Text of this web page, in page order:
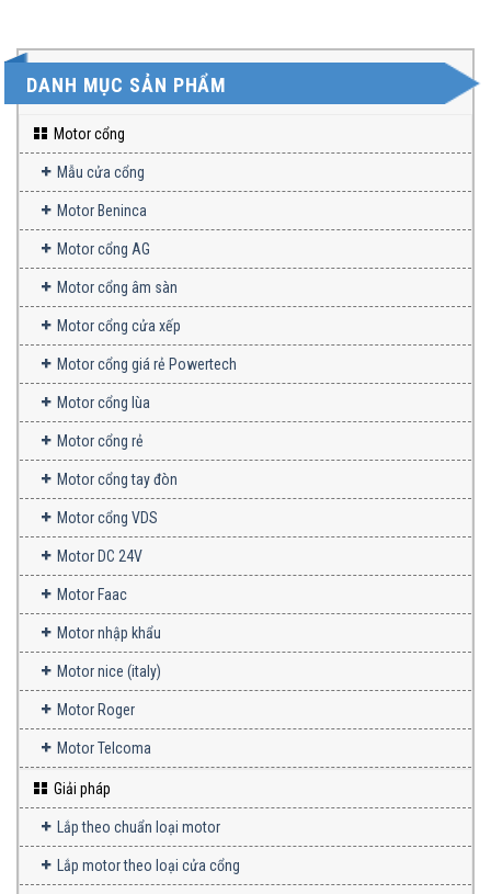
DANH MỤC SẢN PHẨM
Motor cổng
Mẫu cửa cổng
Motor Beninca
Motor cổng AG
Motor cổng âm sàn
Motor cổng cửa xếp
Motor cổng giá rẻ Powertech
Motor cổng lùa
Motor cổng rẻ
Motor cổng tay đòn
Motor cổng VDS
Motor DC 24V
Motor Faac
Motor nhập khẩu
Motor nice (italy)
Motor Roger
Motor Telcoma
Giải pháp
Lắp theo chuẩn loại motor
Lắp motor theo loại cửa cổng